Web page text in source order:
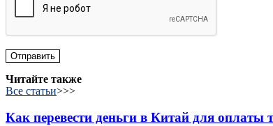
Читайте также
Все статьи>>>
Как перевести деньги в Китай для оплаты